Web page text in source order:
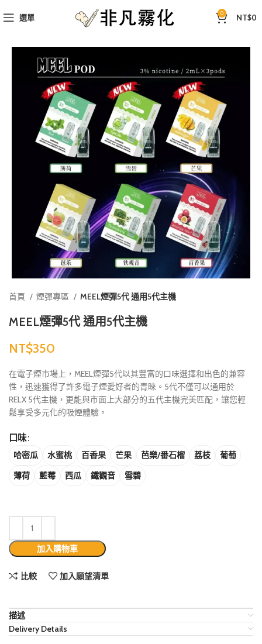
選單 0 NT$0
首頁 煙彈專區 MEEL煙彈5代 通用5代主機
MEEL煙彈5代 通用5代主機
NT$
在電子煙市場上，MEEL煙彈5代以其豐富的口味選擇和出色的兼容
性，迅速獲得了許多電子煙愛好者的青睞。5代不僅可以通用於
RELX 5代主機，更能與市面上大部分的五代主機完美匹配，讓您輕
鬆享受多元化的吸煙體驗。
口味
哈密瓜 水蜜桃 百香果 芒果 芭樂/番石榴 荔枝
葡萄
薄荷
藍莓 西瓜 鐵觀音 雪碧
加入購物車
比較 加入願望清單
描述
Delivery Details